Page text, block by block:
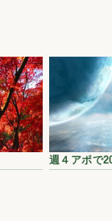
週４アポで